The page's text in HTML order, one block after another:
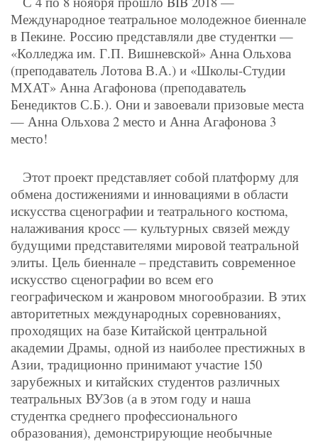
Международное театральное молодежное биеннале
в Пекине. Россию представляли две студентки —
«Колледжа им. Г.П. Вишневской» Анна Ольхова
(преподаватель Лотова В.А.) и «Школы-Студии
МХАТ» Анна Агафонова (преподаватель
Бенедиктов С.Б.). Они и завоевали призовые места
— Анна Ольхова 2 место и Анна Агафонова 3
место!
Этот проект представляет собой платформу для
обмена достижениями и инновациями в области
искусства сценографии и театрального костюма,
налаживания кросс — культурных связей между
будущими представителями мировой театральной
элиты. Цель биеннале – представить современное
искусство сценографии во всем его
географическом и жанровом многообразии. В этих
авторитетных международных соревнованиях,
проходящих на базе Китайской центральной
академии Драмы, одной из наиболее престижных в
Азии, традиционно принимают участие 150
зарубежных и китайских студентов различных
театральных ВУЗов (а в этом году и наша
студентка среднего профессионального
образования), демонстрирующие необычные